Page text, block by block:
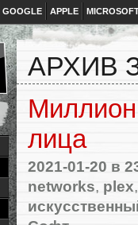
GOOGLE APPLE
АРХИВ
лица
2021-01-20 в
networks, plex